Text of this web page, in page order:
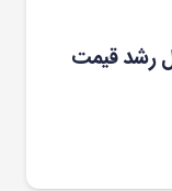
رشد قیمت